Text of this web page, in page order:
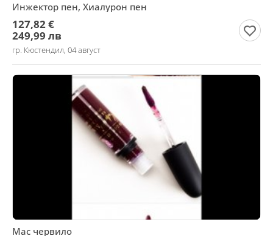
Инжектор пен, Хиалурон пен
127,82 €
249,99 лв
гр. Кюстендил, 04 август
Mac червило